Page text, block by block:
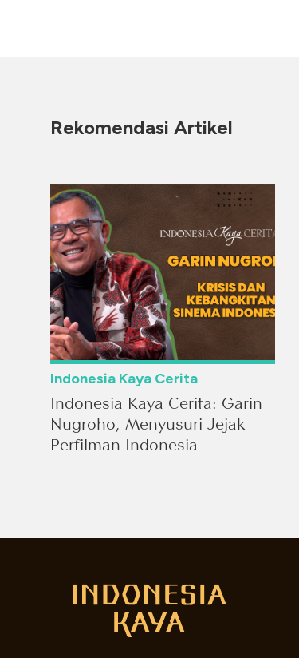
Rekomendasi Artikel
Indonesia Kaya Cerita
Indonesia Kaya Cerita: Garin
Nugroho, Menyusuri Jejak
Perfilman Indonesia